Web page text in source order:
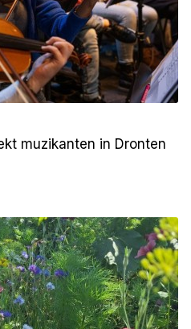
muzikanten in Dronten